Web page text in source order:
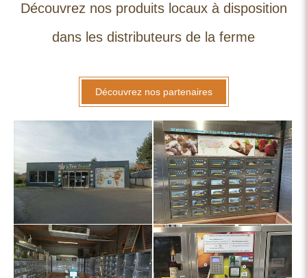
Découvrez nos produits locaux à disposition
dans les distributeurs de la ferme
Découvrez nos partenaires